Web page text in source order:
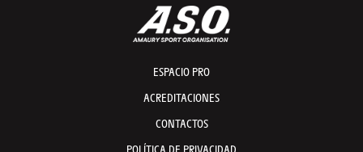
ESPACIO PRO
ACREDITACIONES
CONTACTOS
POLÍTICA DE PRIVACIDAD